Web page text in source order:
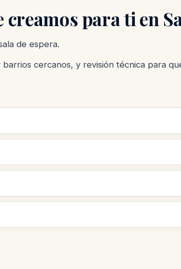
creamos para ti en
de espera.
cercanos, y revisión técnica para